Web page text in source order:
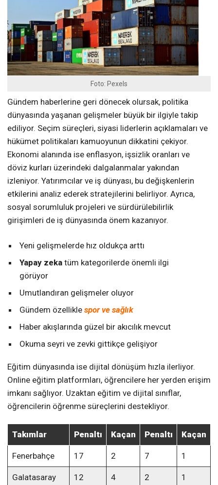
Foto: Pexels
Gündem haberlerine geri dönecek olursak, politika
dünyasında yaşanan gelişmeler büyük bir ilgiyle takip
ediliyor. Seçim süreçleri, siyasi liderlerin açıklamaları ve
hükümet politikaları kamuoyunun dikkatini çekiyor.
Ekonomi alanında ise enflasyon, işsizlik oranları ve
döviz kurları üzerindeki dalgalanmalar yakından
izleniyor. Yatırımcılar ve iş dünyası, bu değişkenlerin
etkilerini analiz ederek stratejilerini belirliyor. Ayrıca,
sosyal sorumluluk projeleri ve sürdürülebilirlik
girişimleri de iş dünyasında önem kazanıyor.
Yeni gelişmelerde hız oldukça arttı
Yapay zeka tüm kategorilerde önemli ilgi
görüyor
Umutlandıran gelişmeler oluyor
Gündem özellikle spor ve sağlık
Haber akışlarında güzel bir akıcılık mevcut
Okuma seyri ve zevki gittikçe gelişiyor
Eğitim dünyasında ise dijital dönüşüm hızla ilerliyor.
Online eğitim platformları, öğrencilere her yerden erişim
imkanı sağlıyor. Uzaktan eğitim ve dijital sınıflar,
öğrencilerin öğrenme süreçlerini destekliyor.
Takımlar Penaltı Kaçan Penaltı Kaçan
Fenerbahçe 17 2 7 1
Galatasaray 12 4 2 1